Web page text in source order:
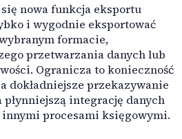
obsługę serwisową
i optymalizują
każdego typu,
się nowa funkcja eksportu
i wygodnie eksportować
formacie,
przetwarzania danych lub
Ogranicza to konieczność
dokładniejsze przekazywanie
integrację danych
procesami księgowymi.